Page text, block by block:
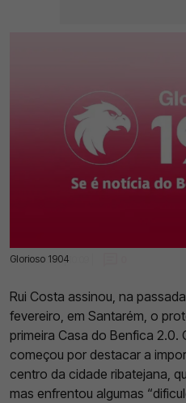
Glorioso 1904
09 Fev 2023 | 10:09 |
Rui Costa assinou, na
fevereiro, em Santarém, o
primeira Casa do Benfica 2.0.
começou por destacar a
centro da cidade ribatejana,
mas enfrentou algumas